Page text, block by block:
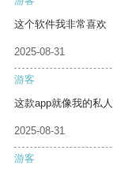
这个软件我非常喜欢
2025-08-31
游客
这款app就像我的私
2025-08-31
游客